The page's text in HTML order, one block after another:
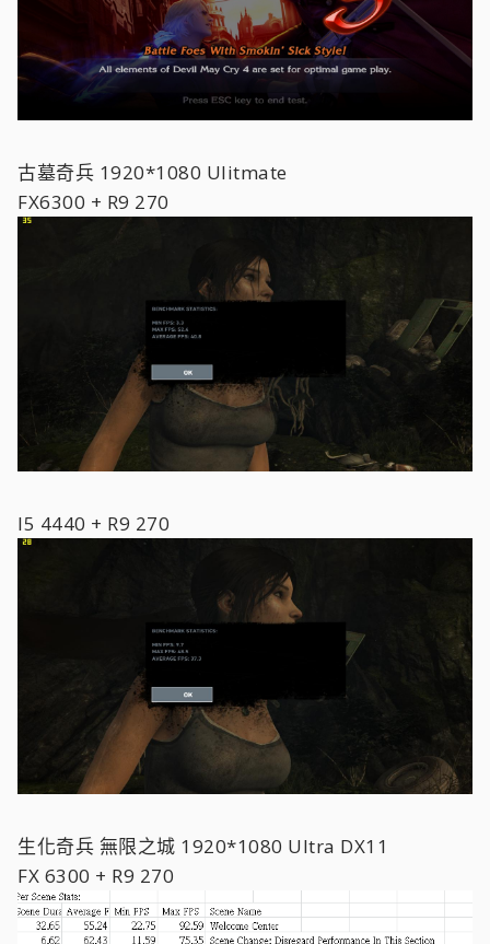
古墓奇兵 1920*1080 Ulitmate
FX6300 + R9 270
I5 4440 + R9 270
生化奇兵 無限之城 1920*1080 Ultra DX11
FX 6300 + R9 270